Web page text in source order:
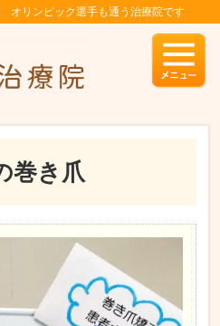
リンピック選手も通う治療院です
巻き爪